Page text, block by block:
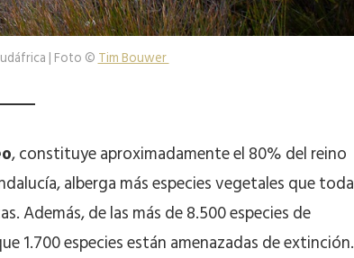
| Foto ©Tim Bouwer
, constituye aproximadamente el 80% del reino
alberga más especies vegetales que toda
Además, de las más de 8.500 especies de
1.700 especies están amenazadas de extinción.